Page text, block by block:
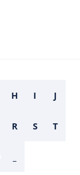
H I J
R S T